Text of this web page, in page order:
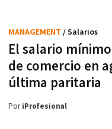
El salario
de comercio en
última paritaria
MANAGEMENT / Salarios
PoriProfesional